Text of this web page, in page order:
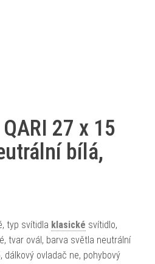
27 x 15
bílá,
typ svítidla klasické svítidlo,
tvar ovál, barva světla neutrální
dálkový ovladač ne, pohybový